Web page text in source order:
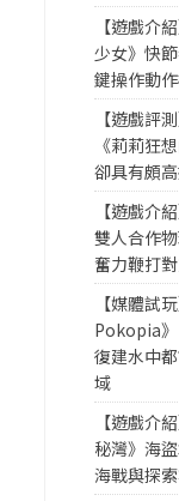
【遊戲介
少女》快
鍵操作動
【遊戲評
《莉莉狂
卻具有頗
【遊戲介
雙人合作
奮力鞭打
【媒體試
Pokopia
復建水中
域
【遊戲介
秘灣》海
海戰與探